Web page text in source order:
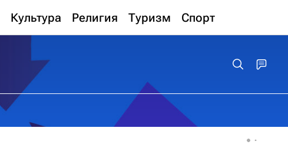
Культура Религия Туризм Спорт